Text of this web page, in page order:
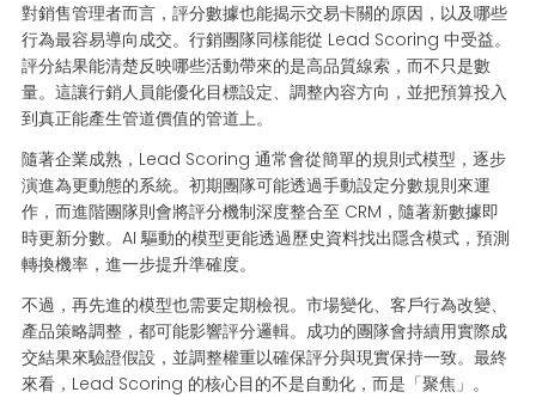
對銷售管理者而言，評分數據也能揭示交易卡關的原因，以及哪些
行為最容易導向成交。行銷團隊同樣能從 Lead Scoring 中受益。
評分結果能清楚反映哪些活動帶來的是高品質線索，而不只是數
量。這讓行銷人員能優化目標設定、調整內容方向，並把預算投入
到真正能產生管道價值的管道上。
隨著企業成熟，Lead Scoring 通常會從簡單的規則式模型，逐步
演進為更動態的系統。初期團隊可能透過手動設定分數規則來運
作，而進階團隊則會將評分機制深度整合至 CRM，隨著新數據即
時更新分數。AI 驅動的模型更能透過歷史資料找出隱含模式，預測
轉換機率，進一步提升準確度。
不過，再先進的模型也需要定期檢視。市場變化、客戶行為改變、
產品策略調整，都可能影響評分邏輯。成功的團隊會持續用實際成
交結果來驗證假設，並調整權重以確保評分與現實保持一致。最終
來看，Lead Scoring 的核心目的不是自動化，而是「聚焦」。